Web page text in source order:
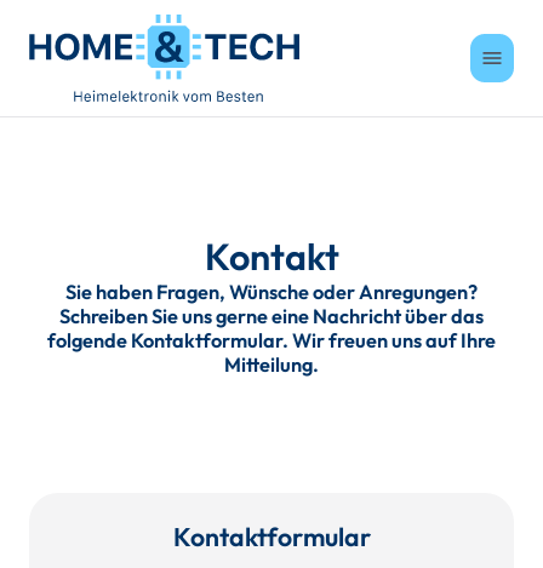
menu
Kontakt
Sie haben Fragen, Wünsche oder Anregungen?
Schreiben Sie uns gerne eine Nachricht über das
folgende Kontaktformular. Wir freuen uns auf Ihre
Mitteilung.
Kontaktformular